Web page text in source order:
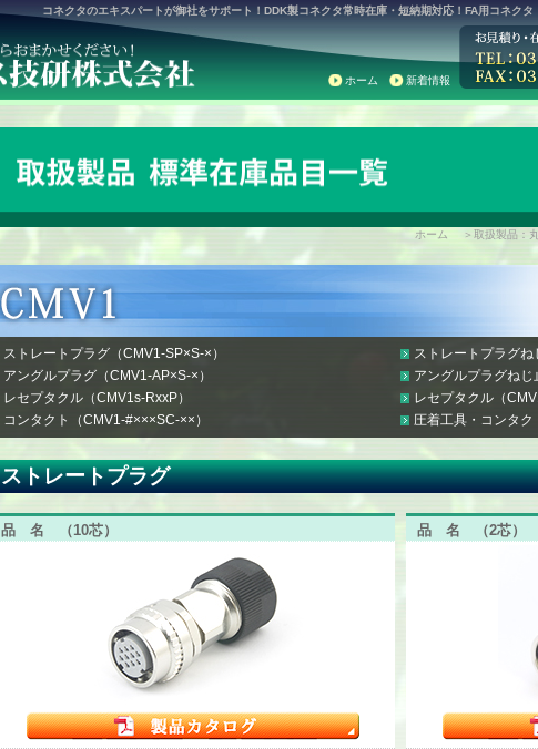
コネクタのエキスパートが御社をサポート！DDK製コネクタ常時在庫・短納期対応！FA用コネク
ホーム 新着情報
ホーム ＞取扱製品：
ストレートプラグ（CMV1-SP×S-×）
ストレートプラグ
アングルプラグ（CMV1-AP×S-×）
アングルプラグね
レセプタクル（CMV1s-RxxP）
レセプタクル（
コンタクト（CMV1-#×××SC-××）
圧着工具・コンタ
ストレートプラグ
品名 （10芯） 品名 （2芯）